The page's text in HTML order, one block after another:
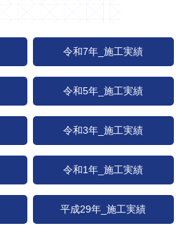
令和7年_施工実績
令和5年_施工実績
令和3年_施工実績
令和1年_施工実績
平成29年_施工実績